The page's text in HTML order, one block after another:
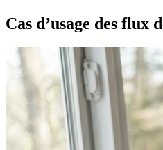
Cas d’usage des